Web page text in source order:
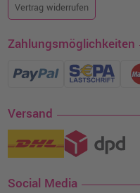
Vertrag widerrufen
Zahlungsmöglichkeiten
Versand
Social Media